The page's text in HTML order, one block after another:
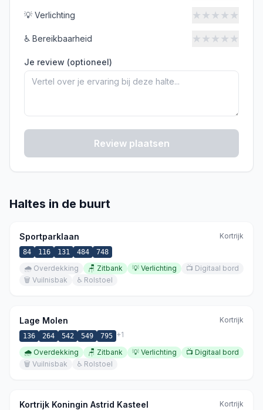
💡 Verlichting ★★★★★
♿ Bereikbaarheid ★★★★★
Je review (optioneel)
Review plaatsen
Haltes in de buurt
Sportparklaan Kortrijk
84 116 131 484 748
🌧️ Overdekking 🪑 Zitbank 💡 Verlichting 📺 Digitaal bord
🗑️ Vuilnisbak ♿ Rolstoel
Lage Molen Kortrijk
136 264 542 549 795 +1
🌧️ Overdekking 🪑 Zitbank 💡 Verlichting 📺 Digitaal bord
🗑️ Vuilnisbak ♿ Rolstoel
Kortrijk Koningin Astrid Kasteel Kortrijk